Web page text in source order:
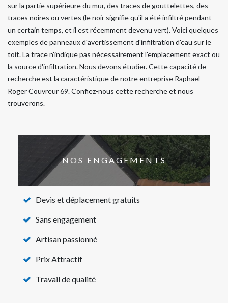
sur la partie supérieure du mur, des traces de gouttelettes, des
traces noires ou vertes (le noir signifie qu'il a été infiltré pendant
un certain temps, et il est récemment devenu vert). Voici quelques
exemples de panneaux d'avertissement d'infiltration d'eau sur le
toit. La trace n'indique pas nécessairement l'emplacement exact ou
la source d'infiltration. Nous devons étudier. Cette capacité de
recherche est la caractéristique de notre entreprise Raphael
Roger Couvreur 69. Confiez-nous cette recherche et nous
trouverons.
NOS ENGAGEMENTS
Devis et déplacement gratuits
Sans engagement
Artisan passionné
Prix Attractif
Travail de qualité